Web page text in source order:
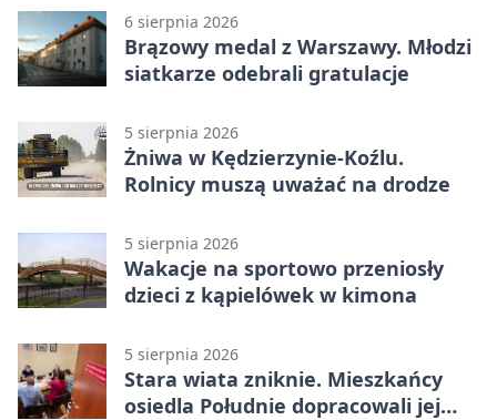
6 sierpnia 2026
Brązowy medal z Warszawy. Młodzi
siatkarze odebrali gratulacje
5 sierpnia 2026
Żniwa w Kędzierzynie-Koźlu.
Rolnicy muszą uważać na drodze
5 sierpnia 2026
Wakacje na sportowo przeniosły
dzieci z kąpielówek w kimona
5 sierpnia 2026
Stara wiata zniknie. Mieszkańcy
osiedla Południe dopracowali jej